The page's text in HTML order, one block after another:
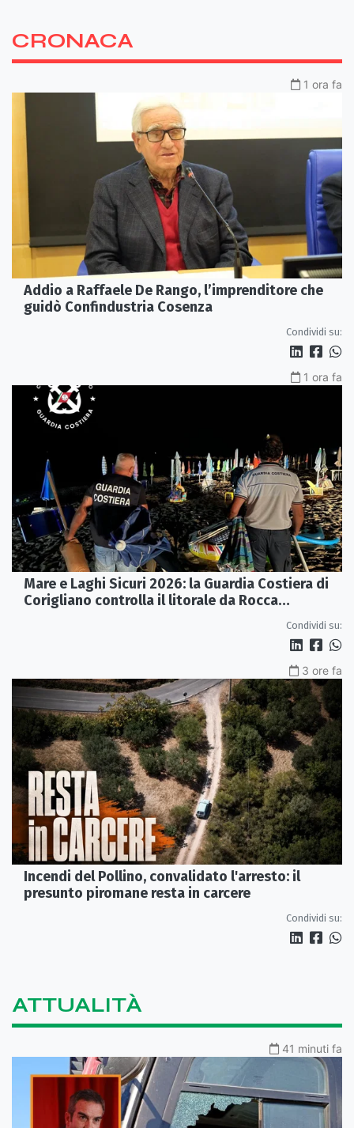
CRONACA
1 ora fa
Addio a Raffaele De Rango, l’imprenditore che
guidò Confindustria Cosenza
Condividi su:
1 ora fa
Mare e Laghi Sicuri 2026: la Guardia Costiera di
Corigliano controlla il litorale da Rocca
Condividi su:
3 ore fa
Incendi del Pollino, convalidato l'arresto: il
presunto piromane resta in carcere
Condividi su:
ATTUALITÀ
41 minuti fa